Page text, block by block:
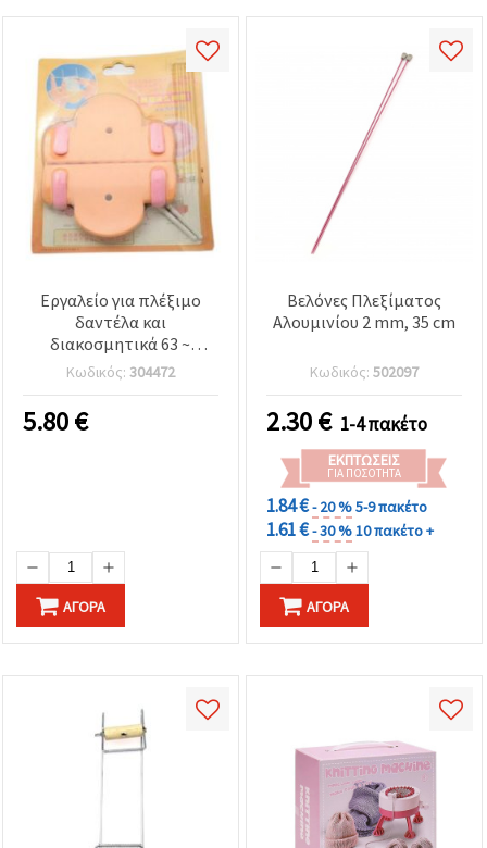
Εργαλείο για πλέξιμο
δαντέλα και
διακοσμητικά 63 ~
160x5,5 ~ 116x4 ~ 14 mm
με τρεις μεταλλικές
Κωδικός: 304472
5.80€
ΑΓΟΡΆ
Βελόνες Πλεξίματος
Αλουμινίου 2 mm, 35 cm
Κωδικός: 502097
2.30€ 1-4 πακέτο
ΕΚΠΤΏΣΕΙΣ
ΓΙΑ ΠΟΣΌΤΗΤΑ
1.84 €- 20 %5-9 πακέτο
1.61 €- 30 %10 πακέτο +
ΑΓΟΡΆ